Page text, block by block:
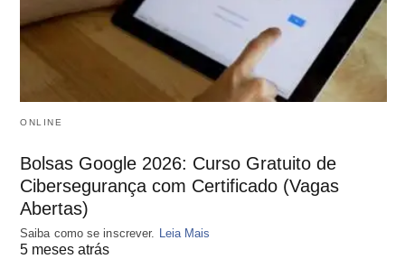
ONLINE
Bolsas Google 2026: Curso Gratuito de
Cibersegurança com Certificado (Vagas
Abertas)
Saiba como se inscrever. Leia Mais
5 meses atrás